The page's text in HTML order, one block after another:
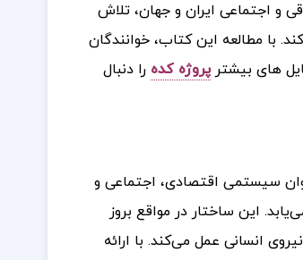
و اجتماعی ایران و جهان، تلاش
با مطالعه این کتاب، خوانندگان
های بیشتر پروژه کده را دنبال
سیستمی اقتصادی، اجتماعی و
این ساختار در مواقع بروز
انسانی عمل می‌کند. با ارائه